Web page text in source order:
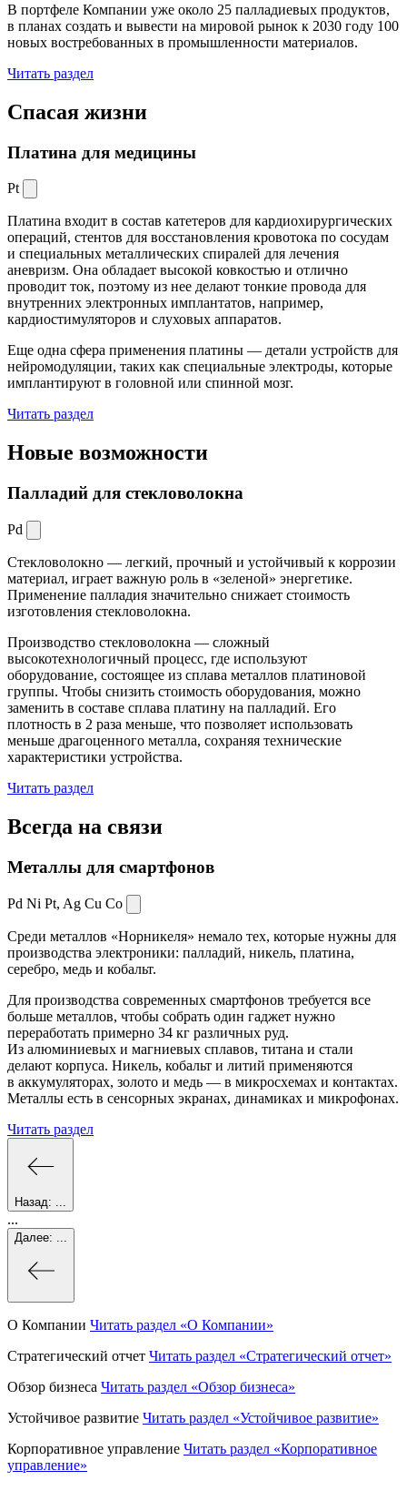
В портфеле Компании уже около 25 палладиевых продуктов,
в планах создать и вывести на мировой рынок к 2030 году 100
новых востребованных в промышленности материалов.
Читать раздел
Спасая жизни
Платина для медицины
Pt
Платина входит в состав катетеров для кардиохирургических
операций, стентов для восстановления кровотока по сосудам
и специальных металлических спиралей для лечения
аневризм. Она обладает высокой ковкостью и отлично
проводит ток, поэтому из нее делают тонкие провода для
внутренних электронных имплантатов, например,
кардиостимуляторов и слуховых аппаратов.
Еще одна сфера применения платины — детали устройств для
нейромодуляции, таких как специальные электроды, которые
имплантируют в головной или спинной мозг.
Читать раздел
Новые возможности
Палладий для стекловолокна
Pd
Стекловолокно — легкий, прочный и устойчивый к коррозии
материал, играет важную роль в «зеленой» энергетике.
Применение палладия значительно снижает стоимость
изготовления стекловолокна.
Производство стекловолокна — сложный
высокотехнологичный процесс, где используют
оборудование, состоящее из сплава металлов платиновой
группы. Чтобы снизить стоимость оборудования, можно
заменить в составе сплава платину на палладий. Его
плотность в 2 раза меньше, что позволяет использовать
меньше драгоценного металла, сохраняя технические
характеристики устройства.
Читать раздел
Всегда на связи
Металлы для смартфонов
Pd Ni Pt, Ag Cu Co
Среди металлов «Норникеля» немало тех, которые нужны для
производства электроники: палладий, никель, платина,
серебро, медь и кобальт.
Для производства современных смартфонов требуется все
больше металлов, чтобы собрать один гаджет нужно
переработать примерно 34 кг различных руд.
Из алюминиевых и магниевых сплавов, титана и стали
делают корпуса. Никель, кобальт и литий применяются
в аккумуляторах, золото и медь — в микросхемах и контактах.
Металлы есть в сенсорных экранах, динамиках и микрофонах.
Читать раздел
Назад:
...
Далее:
О Компании Читать раздел «О Компании»
Стратегический отчет Читать раздел «Стратегический отчет»
Обзор бизнеса Читать раздел «Обзор бизнеса»
Устойчивое развитие Читать раздел «Устойчивое развитие»
Корпоративное управление Читать раздел «Корпоративное
управление»